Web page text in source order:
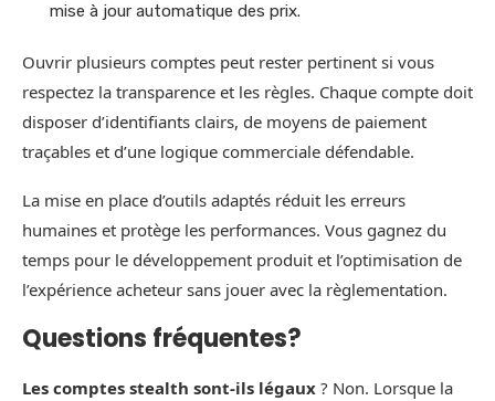
mise à jour automatique des prix.
Ouvrir plusieurs comptes peut rester pertinent si vous
respectez la transparence et les règles. Chaque compte doit
disposer d’identifiants clairs, de moyens de paiement
traçables et d’une logique commerciale défendable.
La mise en place d’outils adaptés réduit les erreurs
humaines et protège les performances. Vous gagnez du
temps pour le développement produit et l’optimisation de
l’expérience acheteur sans jouer avec la règlementation.
Questions fréquentes?
Les comptes stealth sont-ils légaux ? Non. Lorsque la